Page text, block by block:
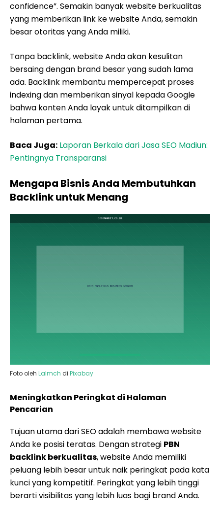
confidence”. Semakin banyak website berkualitas
yang memberikan link ke website Anda, semakin
besar otoritas yang Anda miliki.
Tanpa backlink, website Anda akan kesulitan
bersaing dengan brand besar yang sudah lama
ada. Backlink membantu mempercepat proses
indexing dan memberikan sinyal kepada Google
bahwa konten Anda layak untuk ditampilkan di
halaman pertama.
Baca Juga: Laporan Berkala dari Jasa SEO Madiun:
Pentingnya Transparansi
Mengapa Bisnis Anda Membutuhkan
Backlink untuk Menang
Foto oleh Lalmch di Pixabay
Meningkatkan Peringkat di Halaman
Pencarian
Tujuan utama dari SEO adalah membawa website
Anda ke posisi teratas. Dengan strategi PBN
backlink berkualitas, website Anda memiliki
peluang lebih besar untuk naik peringkat pada kata
kunci yang kompetitif. Peringkat yang lebih tinggi
berarti visibilitas yang lebih luas bagi brand Anda.